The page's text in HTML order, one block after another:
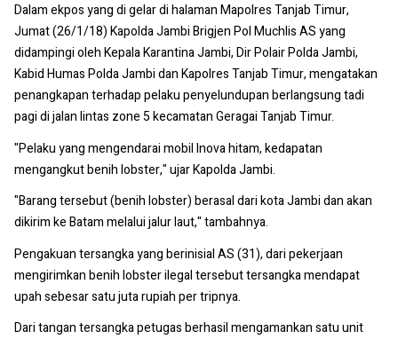
Dalam ekpos yang di gelar di halaman Mapolres Tanjab Timur,
Jumat (26/1/18) Kapolda Jambi Brigjen Pol Muchlis AS yang
didampingi oleh Kepala Karantina Jambi, Dir Polair Polda Jambi,
Kabid Humas Polda Jambi dan Kapolres Tanjab Timur, mengatakan
penangkapan terhadap pelaku penyelundupan berlangsung tadi
pagi di jalan lintas zone 5 kecamatan Geragai Tanjab Timur.
"Pelaku yang mengendarai mobil Inova hitam, kedapatan
mengangkut benih lobster," ujar Kapolda Jambi.
"Barang tersebut (benih lobster) berasal dari kota Jambi dan akan
dikirim ke Batam melalui jalur laut," tambahnya.
Pengakuan tersangka yang berinisial AS (31), dari pekerjaan
mengirimkan benih lobster ilegal tersebut tersangka mendapat
upah sebesar satu juta rupiah per tripnya.
Dari tangan tersangka petugas berhasil mengamankan satu unit